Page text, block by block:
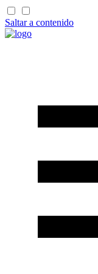
Saltar a contenido